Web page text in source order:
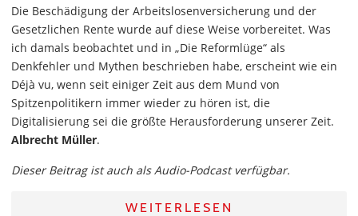
Die Beschädigung der Arbeitslosenversicherung und der
Gesetzlichen Rente wurde auf diese Weise vorbereitet. Was
ich damals beobachtet und in „Die Reformlüge“ als
Denkfehler und Mythen beschrieben habe, erscheint wie ein
Déjà vu, wenn seit einiger Zeit aus dem Mund von
Spitzenpolitikern immer wieder zu hören ist, die
Digitalisierung sei die größte Herausforderung unserer Zeit.
Albrecht Müller.
Dieser Beitrag ist auch als Audio-Podcast verfügbar.
WEITERLESEN